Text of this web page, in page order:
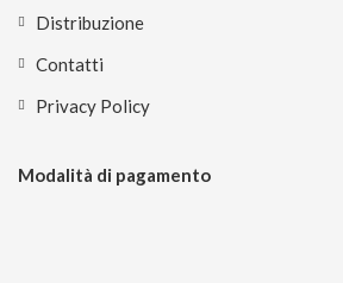
Distribuzione
Contatti
Privacy Policy
Modalità di pagamento